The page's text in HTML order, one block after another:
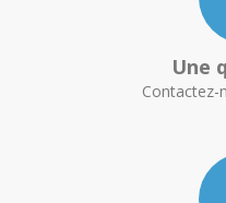
Une
Contactez-